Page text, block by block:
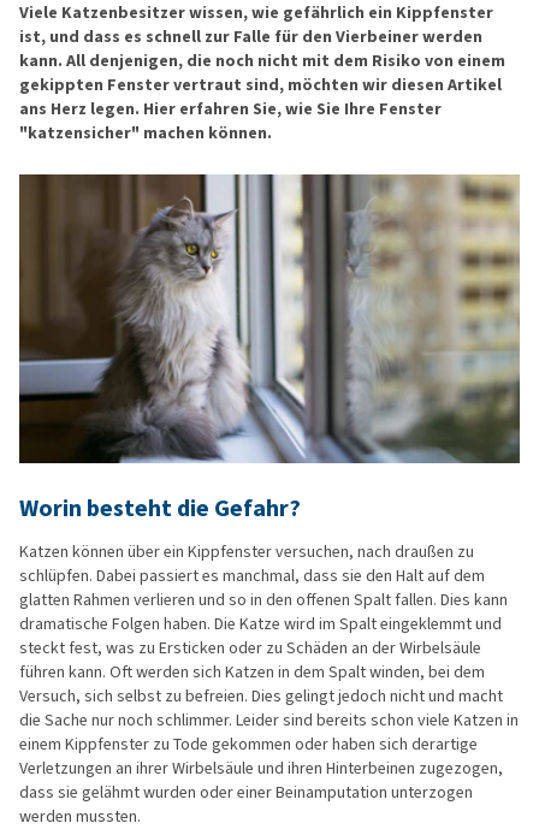
Viele Katzenbesitzer wissen, wie gefährlich ein Kippfenster
ist, und dass es schnell zur Falle für den Vierbeiner werden
kann. All denjenigen, die noch nicht mit dem Risiko von einem
gekippten Fenster vertraut sind, möchten wir diesen Artikel
ans Herz legen. Hier erfahren Sie, wie Sie Ihre Fenster
"katzensicher" machen können.
Worin besteht die Gefahr?
Katzen können über ein Kippfenster versuchen, nach draußen zu
schlüpfen. Dabei passiert es manchmal, dass sie den Halt auf dem
glatten Rahmen verlieren und so in den offenen Spalt fallen. Dies kann
dramatische Folgen haben. Die Katze wird im Spalt eingeklemmt und
steckt fest, was zu Ersticken oder zu Schäden an der Wirbelsäule
führen kann. Oft werden sich Katzen in dem Spalt winden, bei dem
Versuch, sich selbst zu befreien. Dies gelingt jedoch nicht und macht
die Sache nur noch schlimmer. Leider sind bereits schon viele Katzen in
einem Kippfenster zu Tode gekommen oder haben sich derartige
Verletzungen an ihrer Wirbelsäule und ihren Hinterbeinen zugezogen,
dass sie gelähmt wurden oder einer Beinamputation unterzogen
werden mussten.